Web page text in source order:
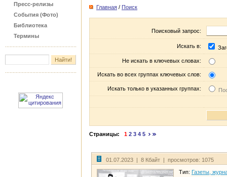
Пресс-релизы
События (Фото)
Библиотека
Термины
Главная / Поиск
Поисковый запрос:
Искать в:
Не искать в ключевых словах:
Искать во всех группах ключевых слов:
Искать только в указанных группах:
Страницы: 1 2 3 4 5
01.07.2023 | 8 Кбайт | просмотров: 1075
Тип: Газеты,